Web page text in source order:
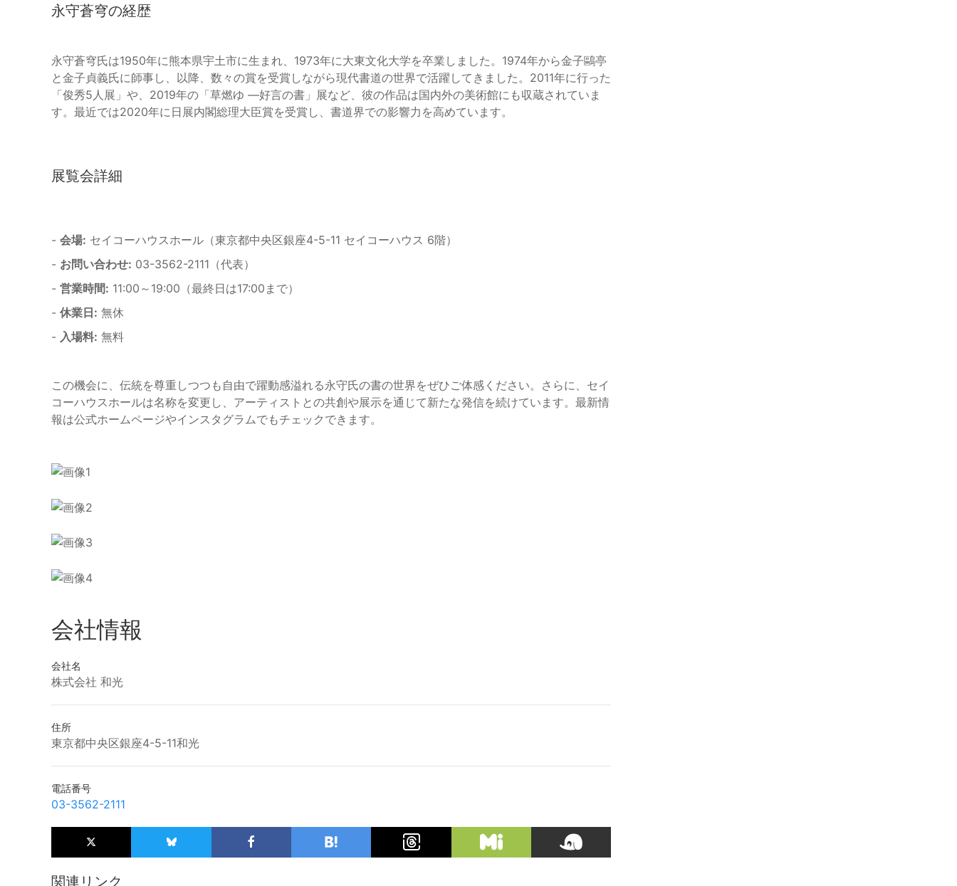
永守蒼穹の経歴
永守蒼穹氏は1950年に熊本県宇土市に生まれ、1973年に大東文化大学を卒業しました。1974年から金子鷗亭
と金子貞義氏に師事し、以降、数々の賞を受賞しながら現代書道の世界で活躍してきました。2011年に行った
「俊秀5人展」や、2019年の「草燃ゆ ―好言の書」展など、彼の作品は国内外の美術館にも収蔵されていま
す。最近では2020年に日展内閣総理大臣賞を受賞し、書道界での影響力を高めています。
展覧会詳細
- 会場: セイコーハウスホール（東京都中央区銀座4-5-11 セイコーハウス 6階）
- お問い合わせ: 03-3562-2111（代表）
- 営業時間: 11:00～19:00（最終日は17:00まで）
- 休業日: 無休
- 入場料: 無料
この機会に、伝統を尊重しつつも自由で躍動感溢れる永守氏の書の世界をぜひご体感ください。さらに、セイ
コーハウスホールは名称を変更し、アーティストとの共創や展示を通じて新たな発信を続けています。最新情
報は公式ホームページやインスタグラムでもチェックできます。
会社情報
会社名
株式会社 和光
住所
東京都中央区銀座4-5-11和光
電話番号
03-3562-2111
関連リンク